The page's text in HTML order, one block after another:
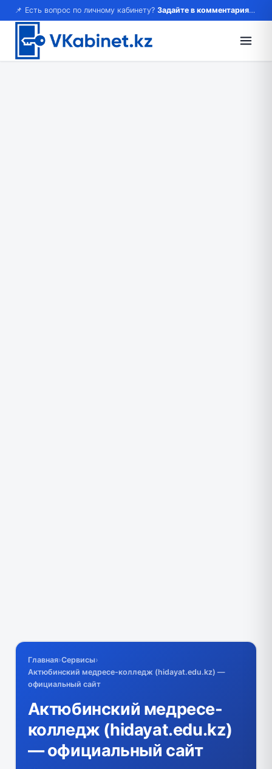
📌 Есть вопрос по личному кабинету? Задайте в комментариях — ответим!
Главная›Сервисы›
Актюбинский медресе-колледж (hidayat.edu.kz) —
официальный сайт
Актюбинский медресе-
колледж (hidayat.edu.kz)
— официальный сайт